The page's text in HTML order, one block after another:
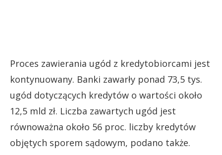
Proces zawierania ugód z kredytobiorcami jest
kontynuowany. Banki zawarły ponad 73,5 tys.
ugód dotyczących kredytów o wartości około
12,5 mld zł. Liczba zawartych ugód jest
równoważna około 56 proc. liczby kredytów
objętych sporem sądowym, podano także.